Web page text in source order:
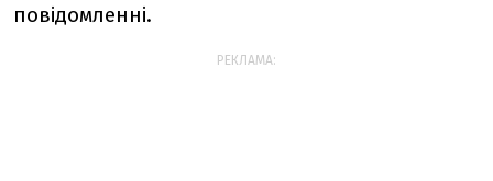
повідомленні.
РЕКЛАМА: